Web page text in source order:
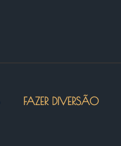
FAZER DIVERSÃO